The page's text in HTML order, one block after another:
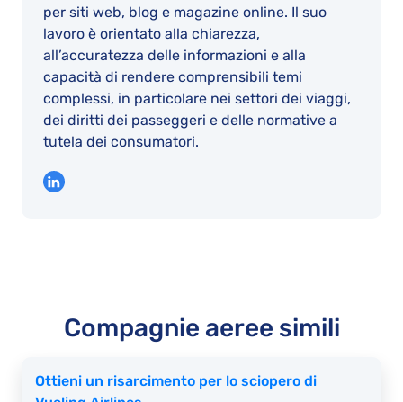
per siti web, blog e magazine online. Il suo
lavoro è orientato alla chiarezza,
all’accuratezza delle informazioni e alla
capacità di rendere comprensibili temi
complessi, in particolare nei settori dei viaggi,
dei diritti dei passeggeri e delle normative a
tutela dei consumatori.
Compagnie aeree simili
Ottieni un risarcimento per lo sciopero di